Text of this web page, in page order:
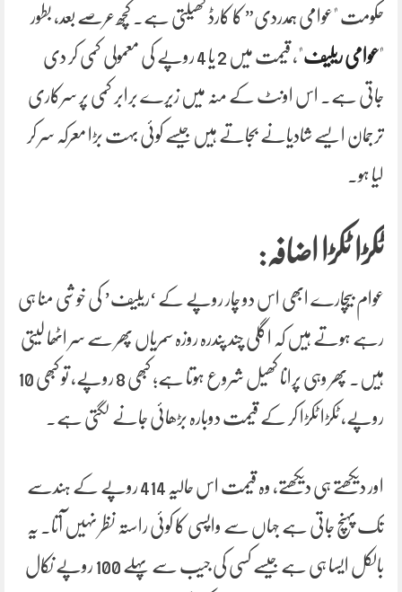
حکومت "عوامی ہمدردی” کا کارڈ کھیلتی ہے۔ کچھ عرصے بعد، بطور
"عوامی ریلیف "، قیمت میں 2 یا 4 روپے کی معمولی کمی کر دی
جاتی ہے۔ اس اونٹ کے منہ میں زیرے برابر کمی پر سرکاری
ترجمان ایسے شادیانے بجاتے ہیں جیسے کوئی بہت بڑا معرکہ سر کر
لیا ہو۔
ٹکڑا ٹکڑا اضافہ:
عوام بیچارے ابھی اس دو چار روپے کے ‘ریلیف’ کی خوشی منا ہی
رہے ہوتے ہیں کہ اگلی چند پندرہ روزہ سمریاں پھر سے سر اٹھا لیتی
ہیں۔ پھر وہی پرانا کھیل شروع ہوتا ہے؛ کبھی 8 روپے، تو کبھی 10
روپے، ٹکڑا ٹکڑا کر کے قیمت دوبارہ بڑھائی جانے لگتی ہے۔
اور دیکھتے ہی دیکھتے، وہ قیمت اس حالیہ 414 روپے کے ہندسے
تک پہنچ جاتی ہے جہاں سے واپسی کا کوئی راستہ نظر نہیں آتا۔ یہ
بالکل ایسا ہی ہے جیسے کسی کی جیب سے پہلے 100 روپے نکال